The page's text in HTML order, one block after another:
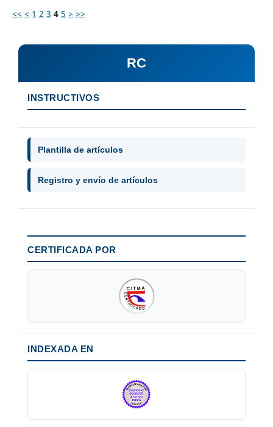
<< < 1 2 3 4 5 > >>
RC
INSTRUCTIVOS
Plantilla de artículos
Registro y envío de artículos
CERTIFICADA POR
INDEXADA EN